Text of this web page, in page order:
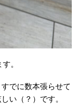
。
でに数本張らせて
い（？）です。